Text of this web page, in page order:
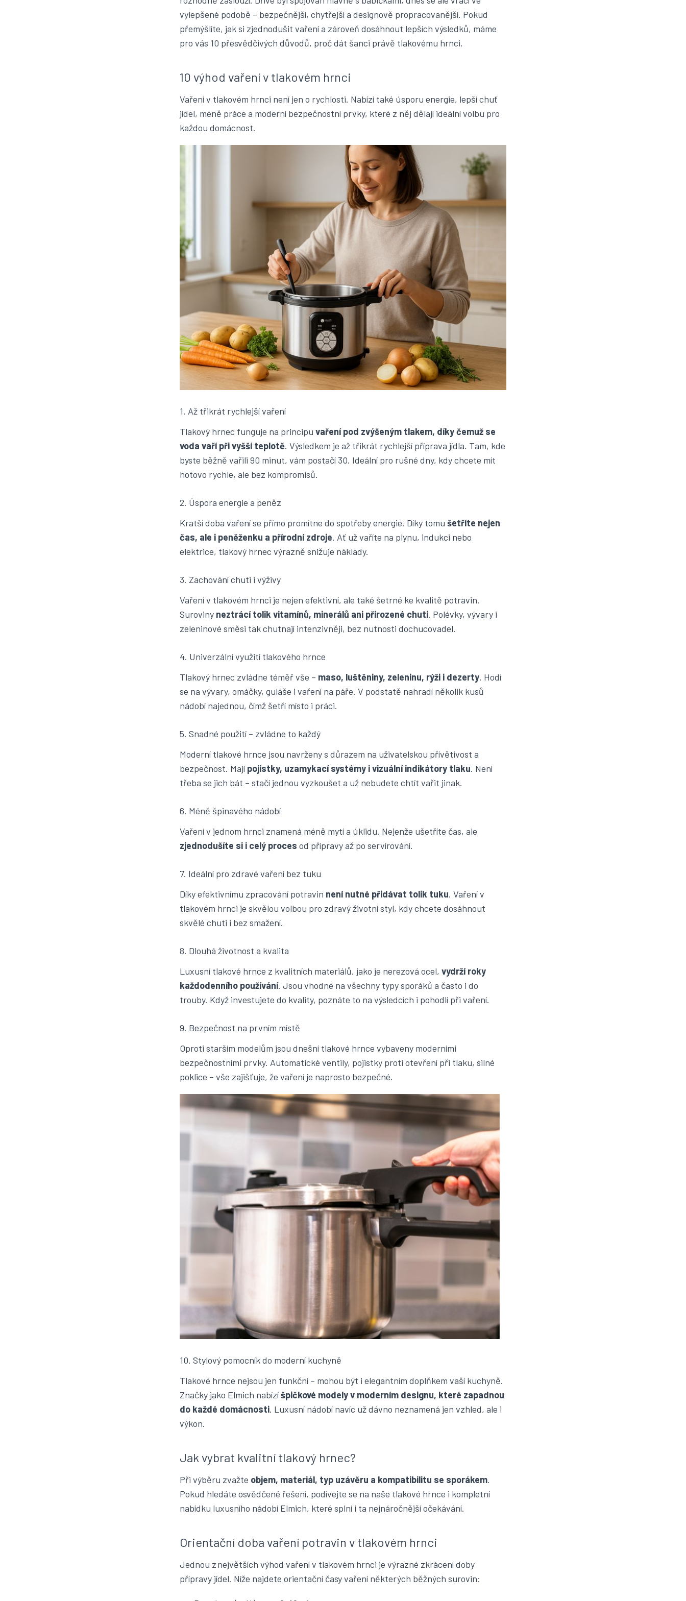
vylepšené podobě – bezpečnější, chytřejší a designově propracovanější. Pokud
přemýšlíte, jak si zjednodušit vaření a zároveň dosáhnout lepších výsledků, máme
pro vás 10 přesvědčivých důvodů, proč dát šanci právě tlakovému hrnci.
10 výhod vaření v tlakovém hrnci
Vaření v tlakovém hrnci není jen o rychlosti. Nabízí také úsporu energie, lepší chuť
jídel, méně práce a moderní bezpečnostní prvky, které z něj dělají ideální volbu pro
každou domácnost.
1. Až třikrát rychlejší vaření
Tlakový hrnec funguje na principu vaření pod zvýšeným tlakem, díky čemuž se
voda vaří při vyšší teplotě. Výsledkem je až třikrát rychlejší příprava jídla. Tam, kde
byste běžně vařili 90 minut, vám postačí 30. Ideální pro rušné dny, kdy chcete mít
hotovo rychle, ale bez kompromisů.
2. Úspora energie a peněz
Kratší doba vaření se přímo promítne do spotřeby energie. Díky tomu šetříte nejen
čas, ale i peněženku a přírodní zdroje. Ať už vaříte na plynu, indukci nebo
elektrice, tlakový hrnec výrazně snižuje náklady.
3. Zachování chuti i výživy
Vaření v tlakovém hrnci je nejen efektivní, ale také šetrné ke kvalitě potravin.
Suroviny neztrácí tolik vitamínů, minerálů ani přirozené chuti. Polévky, vývary i
zeleninové směsi tak chutnají intenzivněji, bez nutnosti dochucovadel.
4. Univerzální využití tlakového hrnce
Tlakový hrnec zvládne téměř vše – maso, luštěniny, zeleninu, rýži i dezerty. Hodí
se na vývary, omáčky, guláše i vaření na páře. V podstatě nahradí několik kusů
nádobí najednou, čímž šetří místo i práci.
5. Snadné použití – zvládne to každý
Moderní tlakové hrnce jsou navrženy s důrazem na uživatelskou přívětivost a
bezpečnost. Mají pojistky, uzamykací systémy i vizuální indikátory tlaku. Není
třeba se jich bát – stačí jednou vyzkoušet a už nebudete chtít vařit jinak.
6. Méně špinavého nádobí
Vaření v jednom hrnci znamená méně mytí a úklidu. Nejenže ušetříte čas, ale
zjednodušíte si i celý proces od přípravy až po servírování.
7. Ideální pro zdravé vaření bez tuku
Díky efektivnímu zpracování potravin není nutné přidávat tolik tuku. Vaření v
tlakovém hrnci je skvělou volbou pro zdravý životní styl, kdy chcete dosáhnout
skvělé chuti i bez smažení.
8. Dlouhá životnost a kvalita
Luxusní tlakové hrnce z kvalitních materiálů, jako je nerezová ocel, vydrží roky
každodenního používání. Jsou vhodné na všechny typy sporáků a často i do
trouby. Když investujete do kvality, poznáte to na výsledcích i pohodlí při vaření.
9. Bezpečnost na prvním místě
Oproti starším modelům jsou dnešní tlakové hrnce vybaveny moderními
bezpečnostními prvky. Automatické ventily, pojistky proti otevření při tlaku, silné
poklice – vše zajišťuje, že vaření je naprosto bezpečné.
10. Stylový pomocník do moderní kuchyně
Tlakové hrnce nejsou jen funkční – mohou být i elegantním doplňkem vaší kuchyně.
Značky jako Elmich nabízíšpičkové modely v moderním designu, které zapadnou
do každé domácnosti. Luxusní nádobí navíc už dávno neznamená jen vzhled, ale i
výkon.
Jak vybrat kvalitní tlakový hrnec?
Při výběru zvažte objem, materiál, typ uzávěru a kompatibilitu se sporákem.
Pokud hledáte osvědčené řešení, podívejte se na naše tlakové hrnce i kompletní
nabídku luxusního nádobí Elmich, které splní i ta nejnáročnější očekávání.
Orientační doba vaření potravin v tlakovém hrnci
Jednou z největších výhod vaření v tlakovém hrnci je výrazné zkrácení doby
přípravy jídel. Níže najdete orientační časy vaření některých běžných surovin: